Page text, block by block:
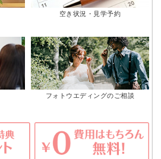
空き状況・見学予約
フォトウエディングのご相談